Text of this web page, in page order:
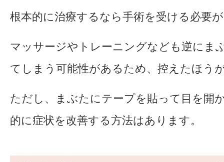
根本的に治療するなら手術を受ける必要
マッサージやトレーニングなども逆にま
てしまう可能性があるため、控えたほう
ただし、まぶたにテープを貼って目を開
的に症状を改善する方法はあります。